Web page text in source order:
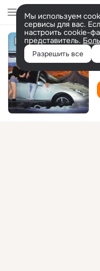
Мы используем
сервисы для вас.
настроить cookie-
представитель.
Разрешить все